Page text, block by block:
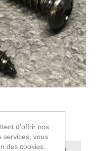
d'offrir nos
services, vous
des cookies.